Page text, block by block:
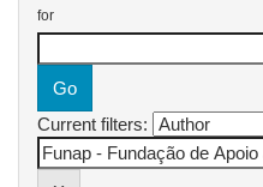
for
Current filters: